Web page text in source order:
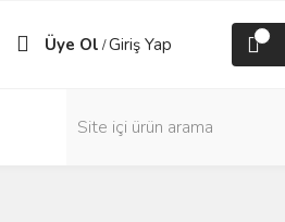
Üye Ol /Giriş Yap